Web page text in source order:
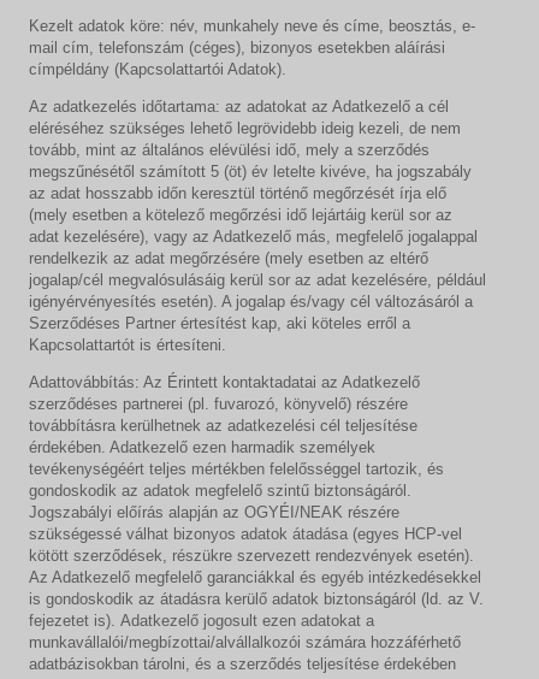
Kezelt adatok köre: név, munkahely neve és címe, beosztás, e-
mail cím, telefonszám (céges), bizonyos esetekben aláírási
címpéldány (Kapcsolattartói Adatok).
Az adatkezelés időtartama: az adatokat az Adatkezelő a cél
eléréséhez szükséges lehető legrövidebb ideig kezeli, de nem
tovább, mint az általános elévülési idő, mely a szerződés
megszűnésétől számított 5 (öt) év letelte kivéve, ha jogszabály
az adat hosszabb időn keresztül történő megőrzését írja elő
(mely esetben a kötelező megőrzési idő lejártáig kerül sor az
adat kezelésére), vagy az Adatkezelő más, megfelelő jogalappal
rendelkezik az adat megőrzésére (mely esetben az eltérő
jogalap/cél megvalósulásáig kerül sor az adat kezelésére, például
igényérvényesítés esetén). A jogalap és/vagy cél változásáról a
Szerződéses Partner értesítést kap, aki köteles erről a
Kapcsolattartót is értesíteni.
Adattovábbítás: Az Érintett kontaktadatai az Adatkezelő
szerződéses partnerei (pl. fuvarozó, könyvelő) részére
továbbításra kerülhetnek az adatkezelési cél teljesítése
érdekében. Adatkezelő ezen harmadik személyek
tevékenységéért teljes mértékben felelősséggel tartozik, és
gondoskodik az adatok megfelelő szintű biztonságáról.
Jogszabályi előírás alapján az OGYÉI/NEAK részére
szükségessé válhat bizonyos adatok átadása (egyes HCP-vel
kötött szerződések, részükre szervezett rendezvények esetén).
Az Adatkezelő megfelelő garanciákkal és egyéb intézkedésekkel
is gondoskodik az átadásra kerülő adatok biztonságáról (ld. az V.
fejezetet is). Adatkezelő jogosult ezen adatokat a
munkavállalói/megbízottai/alvállalkozói számára hozzáférhető
adatbázisokban tárolni, és a szerződés teljesítése érdekében